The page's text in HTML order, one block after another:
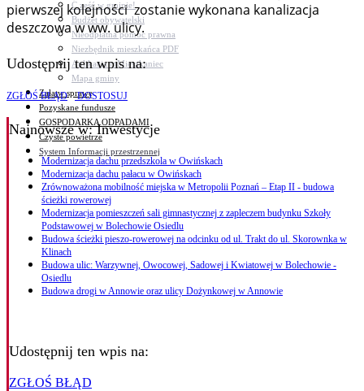
C.ześć w gminie!
Budżet obywatelski
Nieodpłatna pomoc prawna
Niezbędnik mieszkańca PDF
Aplikacja mMieszkaniec
Mapa gminy
Załatw sprawę
Pozyskane fundusze
GOSPODARKA ODPADAMI
Czyste powietrze
System Informacji przestrzennej
pierwszej kolejności zostanie wykonana kanalizacja
deszczowa w ww. ulicy.
Udostępnij ten wpis na:
ZGŁOŚ BŁĄD DOSTOSUJ
Najnowszew: Inwestycje
Modernizacja dachu przedszkola w Owińskach
Modernizacja dachu pałacu w Owińskach
Zrównoważona mobilność miejska w Metropolii Poznań – Etap II - budowa
ścieżki rowerowej
Modernizacja pomieszczeń sali gimnastycznej z zapleczem budynku Szkoły
Podstawowej w Bolechowie Osiedlu
Budowa ścieżki pieszo-rowerowej na odcinku od ul. Trakt do ul. Skorownka w
Klinach
Budowa ulic: Warzywnej, Owocowej, Sadowej i Kwiatowej w Bolechowie -
Osiedlu
Budowa drogi w Annowie oraz ulicy Dożynkowej w Annowie
Udostępnij ten wpis na:
ZGŁOŚ BŁĄD